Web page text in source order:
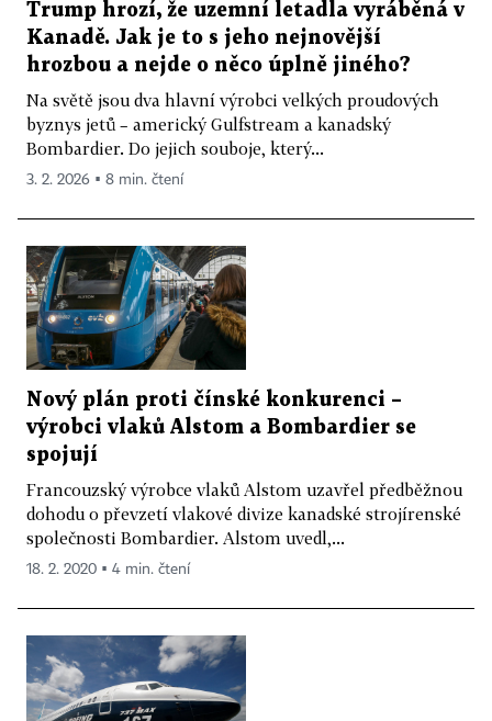
Trump hrozí, že uzemní letadla vyráběná v
Kanadě. Jak je to s jeho nejnovější
hrozbou a nejde o něco úplně jiného?
Na světě jsou dva hlavní výrobci velkých proudových
byznys jetů – americký Gulfstream a kanadský
Bombardier. Do jejich souboje, který...
3. 2. 2026 ▪ 8 min. čtení
Nový plán proti čínské konkurenci –
výrobci vlaků Alstom a Bombardier se
spojují
Francouzský výrobce vlaků Alstom uzavřel předběžnou
dohodu o převzetí vlakové divize kanadské strojírenské
společnosti Bombardier. Alstom uvedl,...
18. 2. 2020 ▪ 4 min. čtení